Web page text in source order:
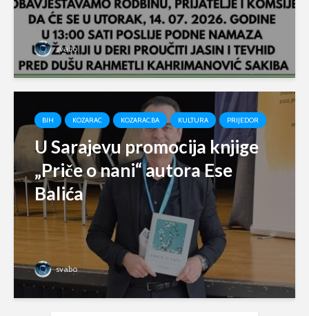
svabo
BIH KOZARAC KOZARAC.BA KULTURA PRIJEDOR
U Sarajevu promocija knjige
„Priče o nani“ autora Ese
Balića
svabo